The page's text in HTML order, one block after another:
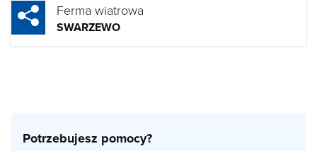
Ferma wiatrowa
SWARZEWO
Potrzebujesz pomocy?